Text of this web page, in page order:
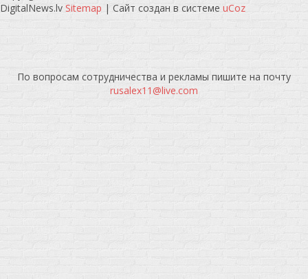
DigitalNews.lv Sitemap | Сайт создан в системе uCoz
По вопросам сотрудничества и рекламы пишите на почту
rusalex11@live.com